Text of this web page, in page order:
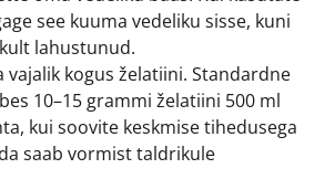
see kuuma vedeliku sisse, kuni
lahustunud.
vajalik kogus želatiini. Standardne
10–15 grammi želatiini 500 ml
kui soovite keskmise tihedusega
saab vormist taldrikule